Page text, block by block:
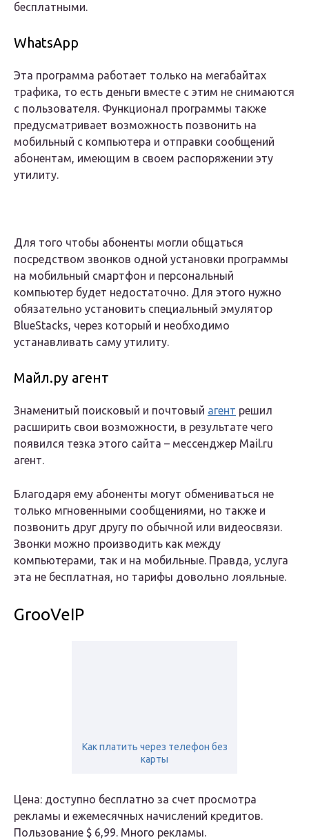
бесплатными.
WhatsApp
Эта программа работает только на мегабайтах
трафика, то есть деньги вместе с этим не снимаются
с пользователя. Функционал программы также
предусматривает возможность позвонить на
мобильный с компьютера и отправки сообщений
абонентам, имеющим в своем распоряжении эту
утилиту.
Для того чтобы абоненты могли общаться
посредством звонков одной установки программы
на мобильный смартфон и персональный
компьютер будет недостаточно. Для этого нужно
обязательно установить специальный эмулятор
BlueStacks, через который и необходимо
устанавливать саму утилиту.
Майл.ру агент
Знаменитый поисковый и почтовый агент решил
расширить свои возможности, в результате чего
появился тезка этого сайта – мессенджер Mail.ru
агент.
Благодаря ему абоненты могут обмениваться не
только мгновенными сообщениями, но также и
позвонить друг другу по обычной или видеосвязи.
Звонки можно производить как между
компьютерами, так и на мобильные. Правда, услуга
эта не бесплатная, но тарифы довольно лояльные.
GrooVeIP
Как платить через телефон без
карты
Цена: доступно бесплатно за счет просмотра
рекламы и ежемесячных начислений кредитов.
Пользование $ 6,99. Много рекламы.